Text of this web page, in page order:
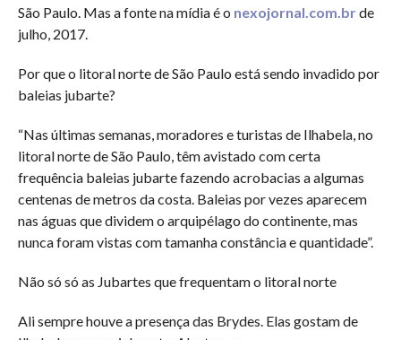
São Paulo. Mas a fonte na mídia é o nexojornal.com.brde
julho, 2017.
Por que o litoral norte de São Paulo está sendo invadido por
baleias jubarte?
“Nas últimas semanas, moradores e turistas de Ilhabela, no
litoral norte de São Paulo, têm avistado com certa
frequência baleias jubarte fazendo acrobacias a algumas
centenas de metros da costa. Baleias por vezes aparecem
nas águas que dividem o arquipélago do continente, mas
nunca foram vistas com tamanha constância e quantidade”.
Não só só as Jubartes que frequentam o litoral norte
Ali sempre houve a presença das Brydes. Elas gostam de